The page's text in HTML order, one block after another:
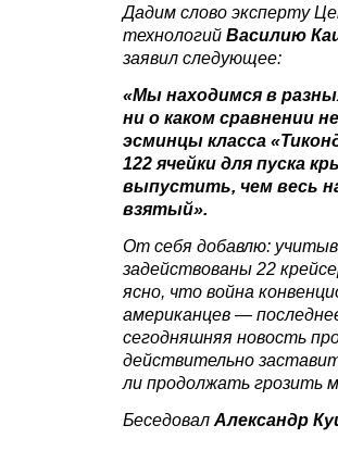
Дадим слово эксперту
технологий Василию
заявил следующее:
«Мы находимся в
ни о каком сравнении
эсминцы класса
122 ячейки для пуска
выпустить, чем весь
взятый».
От себя добавлю:
задействованы 22
ясно, что война
американцев —
сегодняшняя новость
действительно
ли продолжать грозить
Беседовал Александр